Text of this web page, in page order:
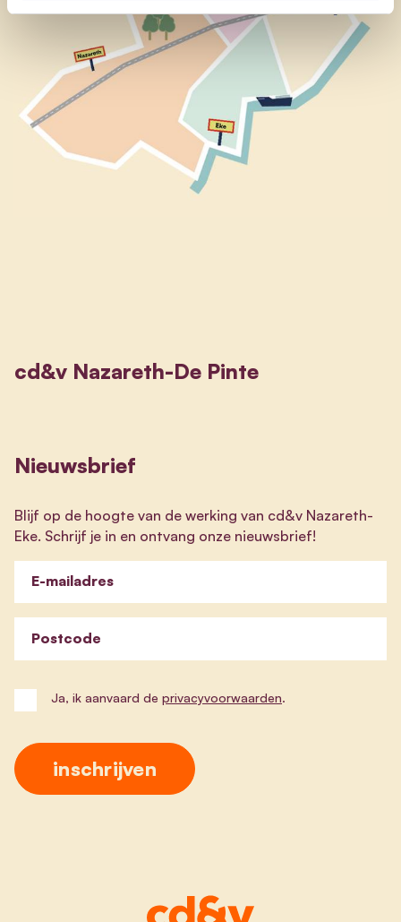
cd&v Nazareth-De Pinte
Nieuwsbrief
Blijf op de hoogte van de werking van cd&v Nazareth-
Eke. Schrijf je in en ontvang onze nieuwsbrief!
E-mailadres
Postcode
Ja, ik aanvaard de privacyvoorwaarden.